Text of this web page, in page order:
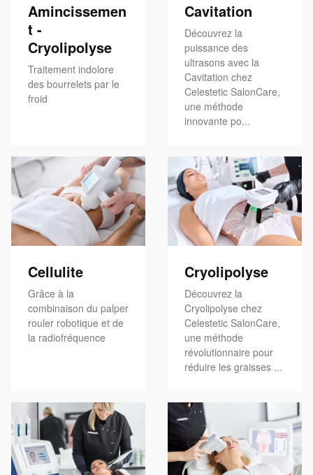
Amincissemen
t -
Cryolipolyse
Traitement indolore
des bourrelets par le
froid
Cavitation
Découvrez la
puissance des
ultrasons avec la
Cavitation chez
Celestetic SalonCare,
une méthode
innovante po...
Cellulite
Grâce à la
combinaison du palper
rouler robotique et de
la radiofréquence
Cryolipolyse
Découvrez la
Cryolipolyse chez
Celestetic SalonCare,
une méthode
révolutionnaire pour
réduire les graisses ...